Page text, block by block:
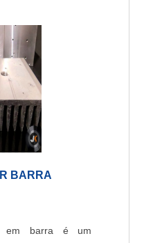
BARRA
em barra é um